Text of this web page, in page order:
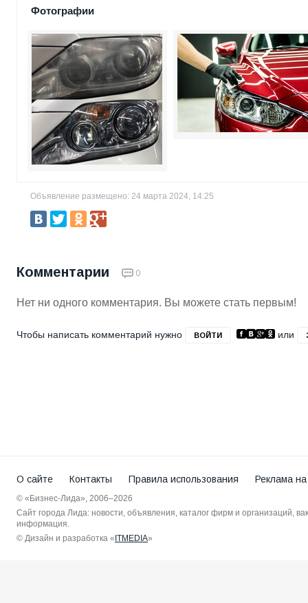
Фотографии
Объявление размещено: 24 марта 2024, 14:25
Комментарии 0
Нет ни одного комментария. Вы можете стать первым!
Чтобы написать комментарий нужно ВОЙТИ или
О сайте Контакты Правила использования Реклама
© «Бизнес-Лида», 2006–2026
Сайт города Лида: новости, объявления, каталог фирм и организаций,
информация.
© Дизайн и разработка « ITMEDIA»